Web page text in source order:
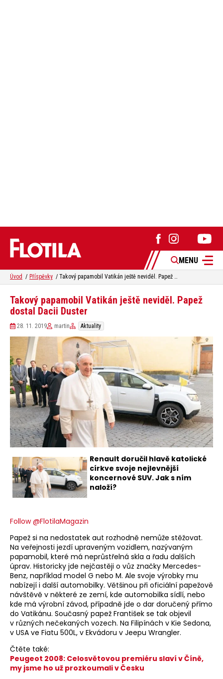
MENU
Úvod Příspěvky Takový papamobil Vatikán ještě neviděl. Papež dostal Dacii Duster
Takový papamobil Vatikán ještě neviděl. Papež
dostal Dacii Duster
28. 11. 2019 martin Aktuality
Renault doručil hlavě katolické
církve svoje nejlevnější
koncernové SUV. Jak s ním
naloží?
Follow @FlotilaMagazin
Papež si na nedostatek aut rozhodně nemůže stěžovat.
Na veřejnosti jezdí upraveným vozidlem, nazývaným
papamobil, které má neprůstřelná skla a řadu dalších
úprav. Historicky jde nejčastěji o vůz značky Mercedes-
Benz, například model G nebo M. Ale svoje výrobky mu
nabízejí i další automobilky. Většinou při oficiální papežově
návštěvě v některé ze zemí, kde automobilka sídlí, nebo
kde má výrobní závod, případně jde o dar doručený přímo
do Vatikánu. Současný papež František se tak objevil
v různých nečekaných vozech. Na Filipínách v Kie Sedona,
v USA ve Fiatu 500L, v Ekvádoru v Jeepu Wrangler.
Čtěte také:
Peugeot 2008: Celosvětovou premiéru slaví v Číně,
my jsme ho už prozkoumali v Česku